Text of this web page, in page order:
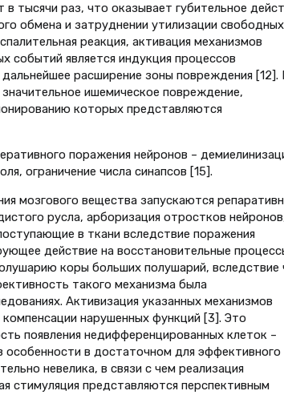
тысячи раз, что оказывает губительное
обмена и затруднении утилизации свободных
реакция, активация механизмов
событий является индукция процессов
расширение зоны повреждения [12].
ишемическое повреждение,
которых представляются
поражения нейронов –
ограничение числа синапсов [15].
мозгового вещества запускаются
русла, арборизация отростков
в ткани вследствие поражения
действие на восстановительные
коры больших полушарий, вследствие
такого механизма была
Активизация указанных механизмов
нарушенных функций [3]. Это
появления недифференцированных клеток –
в достаточном для эффективного
невелика, в связи с чем реализация
стимуляция представляются перспективным